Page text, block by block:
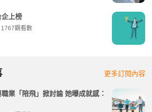
上榜
觀看數
更多訂閱內容
業「陪飛」掀討論 她曝成就感：